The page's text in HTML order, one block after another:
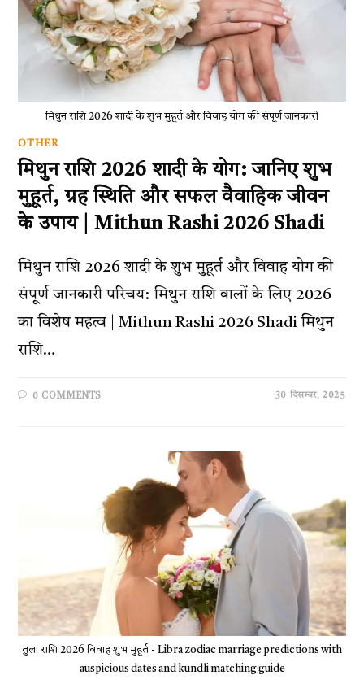
मिथुन राशि 2026 शादी के शुभ मुहूर्त और विवाह योग की संपूर्ण जानकारी
OTHER
मिथुन राशि 2026 शादी के योग: जानिए शुभ
मुहूर्त, ग्रह स्थिति और सफल वैवाहिक जीवन
के उपाय | Mithun Rashi 2026 Shadi
मिथुन राशि 2026 शादी के शुभ मुहूर्त और विवाह योग की
संपूर्ण जानकारी परिचय: मिथुन राशि वालों के लिए 2026
का विशेष महत्व | Mithun Rashi 2026 Shadi मिथुन
राशि…
0 COMMENTS 30 दिसम्बर, 2025
तुला राशि 2026 विवाह शुभ मुहूर्त - Libra zodiac marriage predictions with
auspicious dates and kundli matching guide